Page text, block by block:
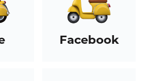
Facebook